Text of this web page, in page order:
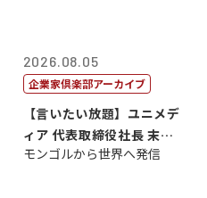
2026.08.05
企業家倶楽部アーカイブ
【言いたい放題】ユニメデ
ィア 代表取締役社長 末田
真
モンゴルから世界へ発信